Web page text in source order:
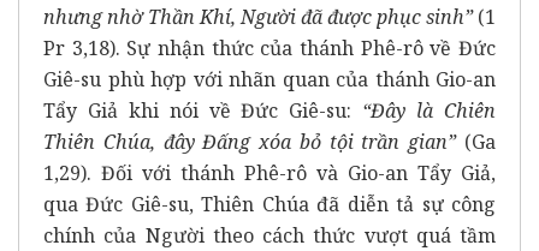
nhưng nhờ Thần Khí, Người đã được phục sinh”(1
Pr 3,18). Sự nhận thức của thánh Phê-rô về Đức
Giê-su phù hợp với nhãn quan của thánh Gio-an
Tẩy Giả khi nói về Đức Giê-su: “Đây là Chiên
Thiên Chúa, đây Đấng xóa bỏ tội trần gian”(Ga
1,29). Đối với thánh Phê-rô và Gio-an Tẩy Giả,
qua Đức Giê-su, Thiên Chúa đã diễn tả sự công
chính của Người theo cách thức vượt quá tầm